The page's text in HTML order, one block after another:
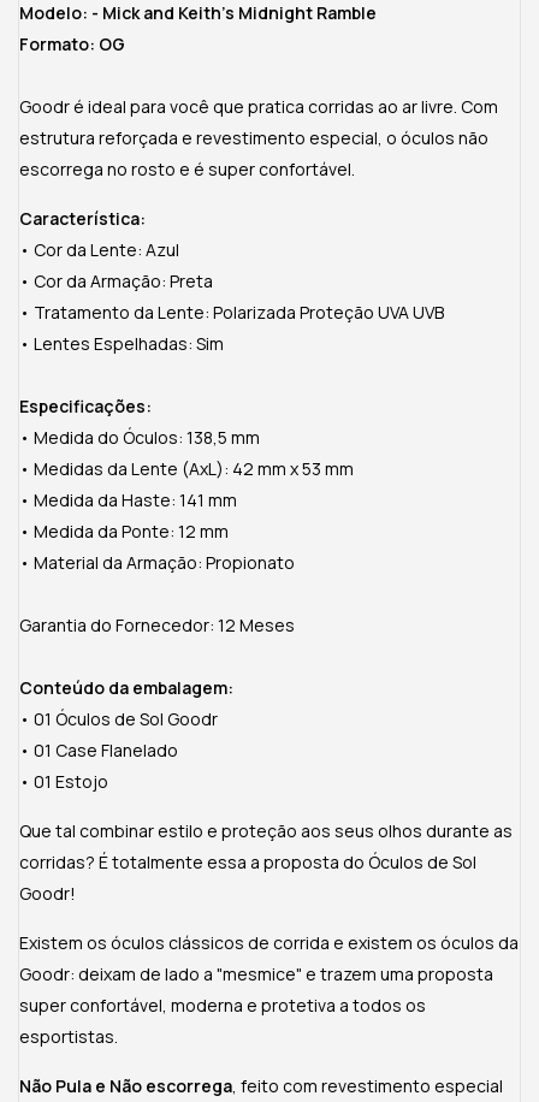
Modelo: - Mick and Keith's Midnight Ramble
Formato: OG
Goodr é ideal para você que pratica corridas ao ar livre. Com
estrutura reforçada e revestimento especial, o óculos não
escorrega no rosto e é super confortável.
Característica:
• Cor da Lente: Azul
• Cor da Armação: Preta
• Tratamento da Lente: Polarizada Proteção UVA UVB
• Lentes Espelhadas: Sim
Especificações:
• Medida do Óculos: 138,5 mm
• Medidas da Lente (AxL): 42 mm x 53 mm
• Medida da Haste: 141 mm
• Medida da Ponte: 12 mm
• Material da Armação: Propionato
Garantia do Fornecedor: 12 Meses
Conteúdo da embalagem:
• 01 Óculos de Sol Goodr
• 01 Case Flanelado
• 01 Estojo
Que tal combinar estilo e proteção aos seus olhos durante as
corridas? É totalmente essa a proposta do Óculos de Sol
Goodr!
Existem os óculos clássicos de corrida e existem os óculos da
Goodr: deixam de lado a "mesmice" e trazem uma proposta
super confortável, moderna e protetiva a todos os
esportistas.
Não Pula e Não escorrega, feito com revestimento especial